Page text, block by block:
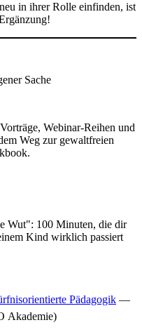
in ihrer Rolle einfinden, ist
Sache
Webinar-Reihen und
Weg zur gewaltfreien
Wut": 100 Minuten, die dir
Kind wirklich passiert
Pädagogik —
Akademie)